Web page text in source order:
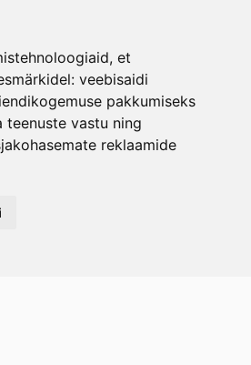
et
veebisaidi
pakkumiseks
vastu ning
reklaamide